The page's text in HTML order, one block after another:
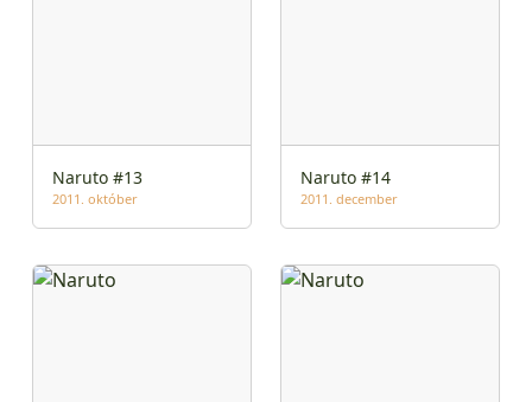
Naruto #13
2011. október
Naruto #14
2011. december